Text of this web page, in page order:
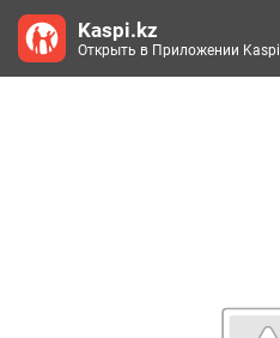
Kaspi.kz
Открыть в Приложении